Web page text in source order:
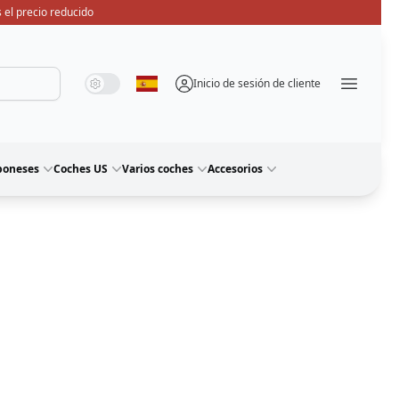
el precio reducido
Modo de sistema
Modo de luz
Modo oscuro
Seleccione idioma
Inicio de sesión de cliente Menü
Coches US Varios coches Accesorios